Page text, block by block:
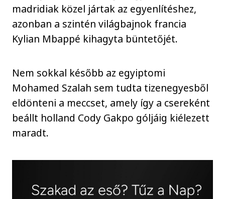
madridiak közel jártak az egyenlítéshez,
azonban a szintén világbajnok francia
Kylian Mbappé kihagyta büntetőjét.
Nem sokkal később az egyiptomi
Mohamed Szalah sem tudta tizenegyesből
eldönteni a meccset, amely így a csereként
beállt holland Cody Gakpo góljáig kiélezett
maradt.